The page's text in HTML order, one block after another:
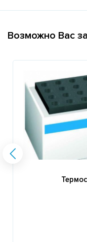
Возможно Вас